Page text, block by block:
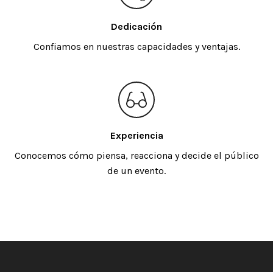
Dedicación
Confiamos en nuestras capacidades y ventajas.
Experiencia
Conocemos cómo piensa, reacciona y decide el público
de un evento.